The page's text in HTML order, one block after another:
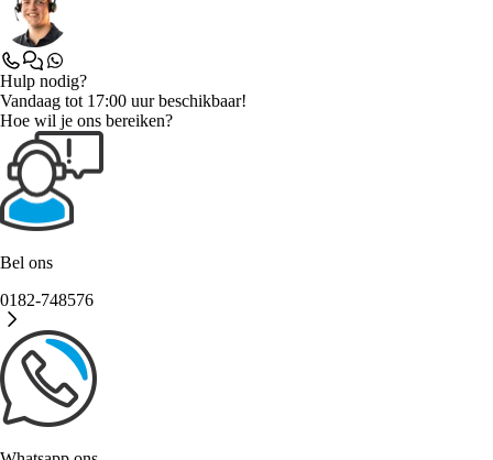
Hulp nodig?
Vandaag tot 17:00 uur beschikbaar!
Hoe wil je ons bereiken?
Bel ons
0182-748576